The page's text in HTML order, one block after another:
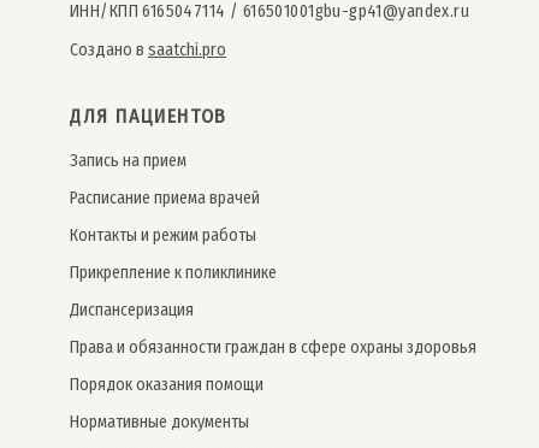
ИНН/КПП 6165047114 / 616501001gbu-gp41@yandex.ru
Создано в saatchi.pro
ДЛЯ ПАЦИЕНТОВ
Запись на прием
Расписание приема врачей
Контакты и режим работы
Прикрепление к поликлинике
Дис­пансе­риза­ция
Права и обязанности граждан в сфере охраны здоровья
Порядок оказания помощи
Нормативные документы